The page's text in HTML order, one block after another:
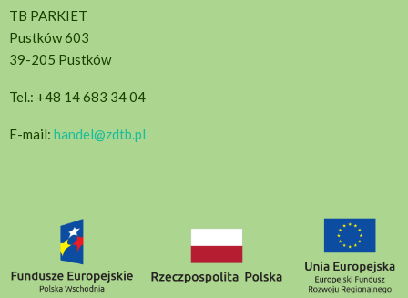
TB PARKIET
Pustków 603
39-205 Pustków
Tel.: +48 14 683 34 04
E-mail: handel@zdtb.pl